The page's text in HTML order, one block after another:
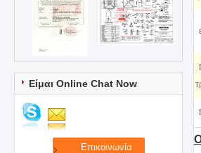
Είμαι Online Chat Now